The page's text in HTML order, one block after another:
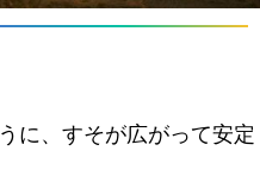
に、すそが広がって安定